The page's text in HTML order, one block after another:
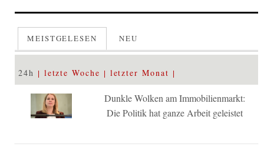
MEISTGELESEN NEU
24h letzte Woche letzter Monat
Dunkle Wolken am Immobilienmarkt:
Die Politik hat ganze Arbeit geleistet